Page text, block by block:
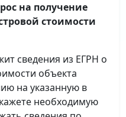
на получение
стоимости
сведения из ЕГРН о
объекта
на указанную в
необходимую